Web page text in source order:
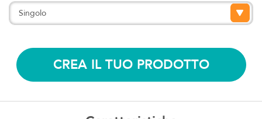
CREA IL TUO PRODOTTO